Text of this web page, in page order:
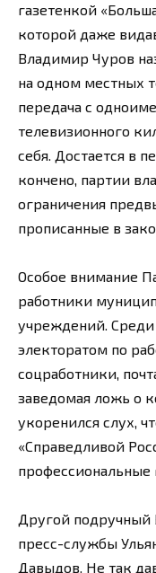
газетенкой
которой даже
Владимир Чуров
на одном местных
передача с
телевизионного
себя. Достается в
кончено, партии
ограничения
прописанные в
Особое внимание
работники
учреждений.
электоратом по
соцработники,
заведомая ложь о
укоренился слух,
«Справедливой
профессиональные
Другой подручный
пресс-службы
Давыдов. Не так